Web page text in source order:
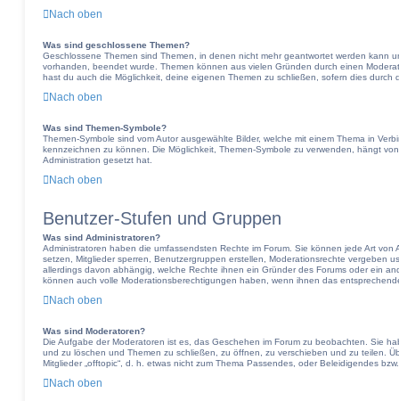
Nach oben
Was sind geschlossene Themen?
Geschlossene Themen sind Themen, in denen nicht mehr geantwortet werden kann
vorhanden, beendet wurde. Themen können aus vielen Gründen durch einen
hast du auch die Möglichkeit, deine eigenen Themen zu schließen, sofern dies durch
Nach oben
Was sind Themen-Symbole?
Themen-Symbole sind vom Autor ausgewählte Bilder, welche mit einem Thema in
kennzeichnen zu können. Die Möglichkeit, Themen-Symbole zu verwenden, hängt
Administration gesetzt hat.
Nach oben
Benutzer-Stufen und Gruppen
Was sind Administratoren?
Administratoren haben die umfassendsten Rechte im Forum. Sie können jede Art
setzen, Mitglieder sperren, Benutzergruppen erstellen, Moderationsrechte vergeben
allerdings davon abhängig, welche Rechte ihnen ein Gründer des Forums oder ein
können auch volle Moderationsberechtigungen haben, wenn ihnen das
Nach oben
Was sind Moderatoren?
Die Aufgabe der Moderatoren ist es, das Geschehen im Forum zu beobachten. Sie
und zu löschen und Themen zu schließen, zu öffnen, zu verschieben und zu teilen.
Mitglieder „offtopic“, d. h. etwas nicht zum Thema Passendes, oder Beleidigendes
Nach oben